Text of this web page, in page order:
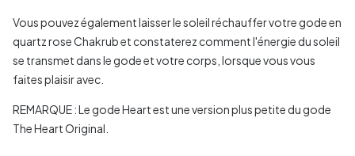
Vous pouvez également laisser le soleil réchauffer votre gode en
quartz rose Chakrub et constaterez comment l'énergie du soleil
se transmet dans le gode et votre corps, lorsque vous vous
faites plaisir avec.
REMARQUE : Le gode Heart est une version plus petite du gode
The Heart Original.